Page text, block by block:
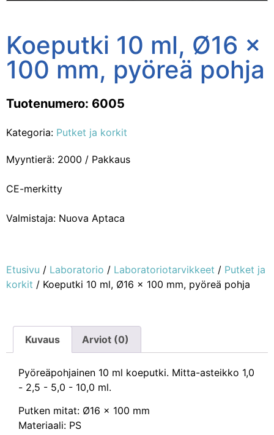
Koeputki 10 ml, Ø16 x
100 mm, pyöreä pohja
Tuotenumero: 6005
Kategoria: Putket ja korkit
Myyntierä: 2000 / Pakkaus
CE-merkitty
Valmistaja: Nuova Aptaca
Etusivu / Laboratorio / Laboratoriotarvikkeet / Putket ja
korkit / Koeputki 10 ml, Ø16 x 100 mm, pyöreä pohja
Kuvaus Arviot (0)
Pyöreäpohjainen 10 ml koeputki. Mitta-asteikko 1,0
- 2,5 - 5,0 - 10,0 ml.
Putken mitat: Ø16 x 100 mm
Materiaali: PS